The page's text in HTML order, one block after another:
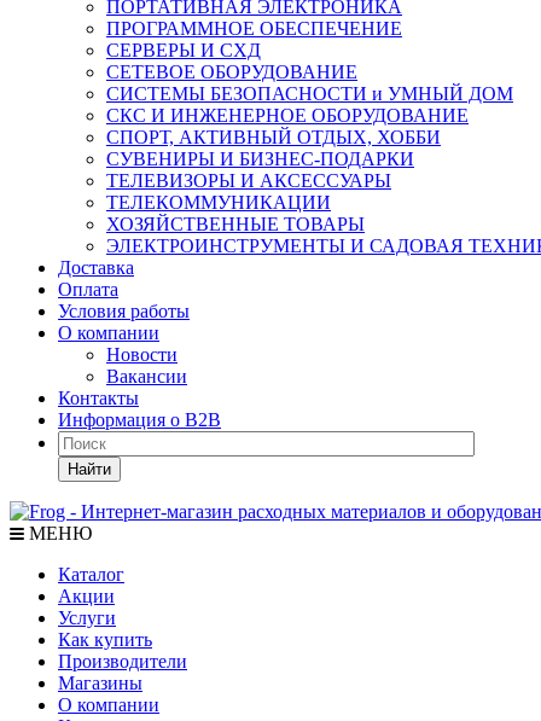
ПОРТАТИВНАЯ ЭЛЕКТРОНИКА
ПРОГРАММНОЕ ОБЕСПЕЧЕНИЕ
СЕРВЕРЫ И СХД
СЕТЕВОЕ ОБОРУДОВАНИЕ
СИСТЕМЫ БЕЗОПАСНОСТИ и УМНЫЙ ДОМ
СКС И ИНЖЕНЕРНОЕ ОБОРУДОВАНИЕ
СПОРТ, АКТИВНЫЙ ОТДЫХ, ХОББИ
СУВЕНИРЫ И БИЗНЕС-ПОДАРКИ
ТЕЛЕВИЗОРЫ И АКСЕССУАРЫ
ТЕЛЕКОММУНИКАЦИИ
ХОЗЯЙСТВЕННЫЕ ТОВАРЫ
ЭЛЕКТРОИНСТРУМЕНТЫ И САДОВАЯ
Доставка
Оплата
Условия работы
О компании
Новости
Вакансии
Контакты
Информация о B2B
Найти
МЕНЮ
Каталог
Акции
Услуги
Как купить
Производители
Магазины
О компании